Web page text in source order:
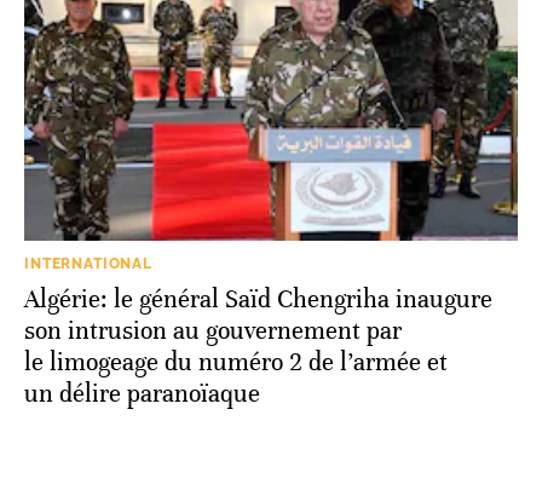
INTERNATIONAL
Algérie: le général Saïd Chengriha inaugure
son intrusion au gouvernement par
le limogeage du numéro 2 de l’armée et
un délire paranoïaque